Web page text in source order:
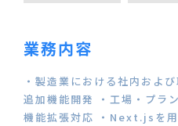
業務内容
・製造業における社内およ
追加機能開発 ・工場・プラ
機能拡張対応 ・Next.jsを